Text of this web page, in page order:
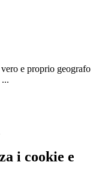
e proprio geografo
i cookie e